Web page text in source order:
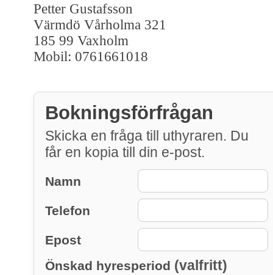
Petter Gustafsson
Värmdö Vårholma 321
185 99 Vaxholm
Mobil: 0761661018
Bokningsförfrågan
Skicka en fråga till uthyraren. Du
får en kopia till din e-post.
Namn
Telefon
Epost
Önskad hyresperiod (valfritt)